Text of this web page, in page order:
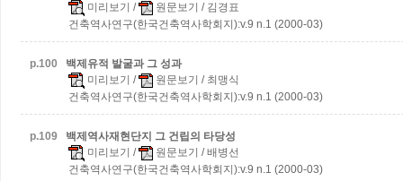
미리보기 / 원문보기 / 김경표
건축역사연구(한국건축역사학회지):v.9 n.1 (2000-03)
p.100
백제유적 발굴과 그 성과
미리보기 / 원문보기 / 최맹식
건축역사연구(한국건축역사학회지):v.9 n.1 (2000-03)
p.109
백제역사재현단지 그 건립의 타당성
미리보기 / 원문보기 / 배병선
건축역사연구(한국건축역사학회지):v.9 n.1 (2000-03)